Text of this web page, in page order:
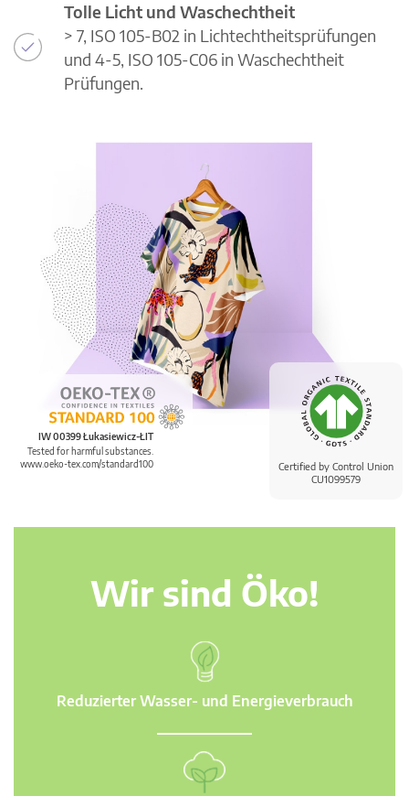
Certified by Control Union
CU1099579
IW 00399 Łukasiewicz-ŁIT
Tested for harmful substances.
www.oeko-tex.com/standard100
Tolle Licht und Waschechtheit
> 7, ISO 105-B02 in Lichtechtheitsprüfungen
und 4-5, ISO 105-C06 in Waschechtheit
Prüfungen.
Wir sind Öko!
Reduzierter Wasser- und Energieverbrauch